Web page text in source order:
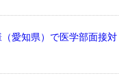
愛知県）で医学部面接対